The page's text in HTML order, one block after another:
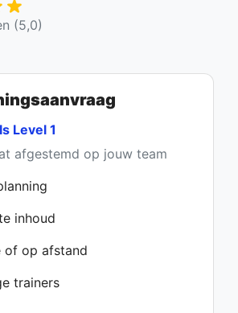
(5,0)
Level 1
afgestemd op jouw team
inhoud
of op afstand
trainers